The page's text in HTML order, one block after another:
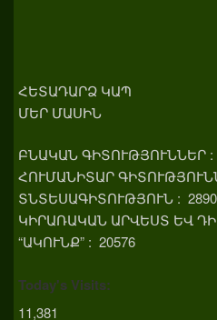
ՀԵՏԱԴԱՐՁ ԿԱՊ
ՄԵՐ ՄԱՍԻՆ
ԲՆԱԿԱՆ ԳԻՏՈՒԹՅՈՒՆՆԵՐ :
ՀՈՒՄԱՆԻՏԱՐ
ՏՆՏԵՍԱԳԻՏՈՒԹՅՈՒՆ :
ԿԻՐԱՌԱԿԱՆ ԱՐՎԵՍՏ ԵՎ
“ԱԿՈՒՆՔ” : 20576
Today's Visits:
11,381